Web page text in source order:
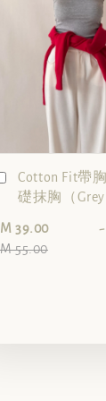
Cotton Fit帶
礎抹胸（Grey
39.00
55.00
-